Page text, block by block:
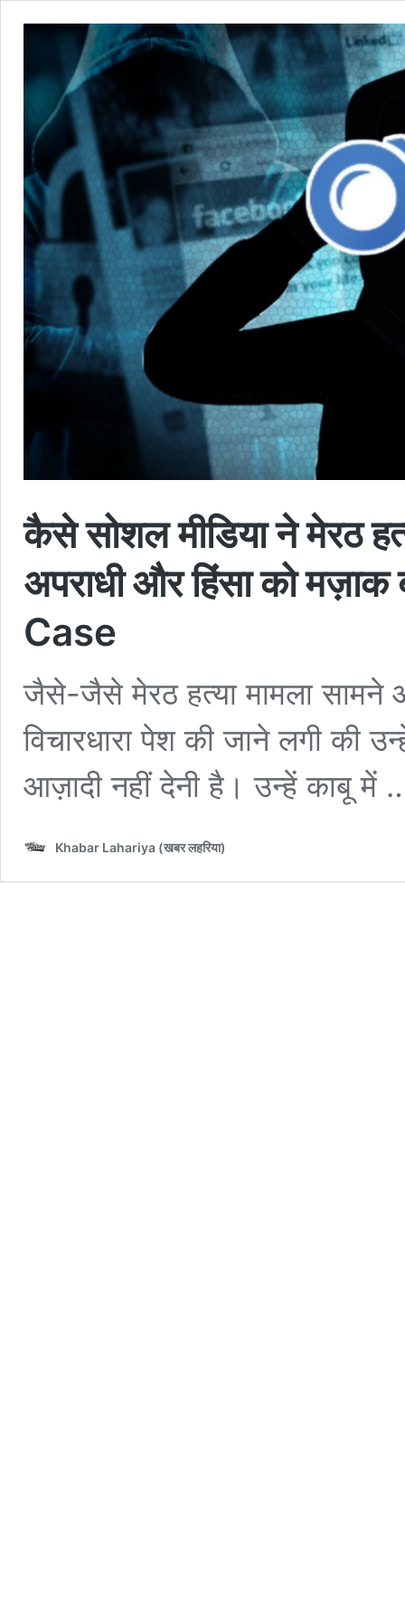
कैसे सोशल मीडिया ने मेरठ
अपराधी और हिंसा को
Case
जैसे-जैसे मेरठ हत्या मामला सामने
विचारधारा पेश की जाने लगी की
आज़ादी नहीं देनी है। उन्हें काबू में
Khabar Lahariya (खबर लहरिया)